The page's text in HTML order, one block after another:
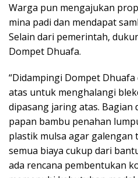
Warga pun mengajukan
mina padi dan mendapat
Selain dari pemerintah,
Dompet Dhuafa.
“Didampingi Dompet
atas untuk menghalangi
dipasang jaring atas. Bagian
papan bambu penahan
plastik mulsa agar galengan
semua biaya cukup dari
ada rencana pembentukan